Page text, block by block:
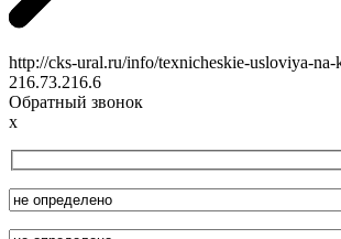
http://cks-ural.ru/info/texnicheskie-usloviya-
216.73.216.6
Обратный звонок
x